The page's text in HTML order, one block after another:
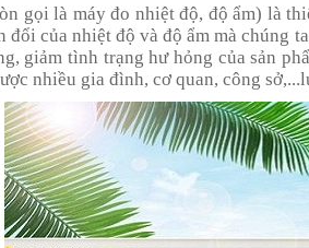
gọi là máy đo nhiệt độ, độ ẩm) là
đổi của nhiệt độ và độ ẩm mà chúng
giảm tình trạng hư hỏng của sản
nhiều gia đình, cơ quan, công